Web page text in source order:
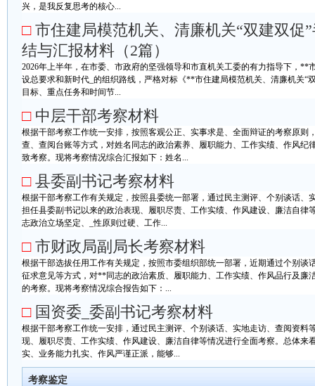
兴，是我反复思考的核心...
□ 市住建局模范机关、清廉机关“双建双促
结与汇报材料（2篇）
2026年上半年，在市委、市政府的坚强领导和市直机关工委的有力指导下，**
设总要求和新时代_的组织路线，严格对标《**市住建局模范机关、清廉机关“
目标、重点任务和时间节...
□ 中层干部考察材料
根据干部考察工作统一安排，按照客观公正、实事求是、全面辩证的考察原则
查、查阅台账等方式，对姓名同志的政治素养、履职能力、工作实绩、作风纪
致考察。现将考察情况综合汇报如下：姓名...
□ 县委副书记考察材料
根据干部考察工作有关规定，按照县委统一部署，通过民主测评、个别谈话、
担任县委副书记以来的政治表现、履职尽责、工作实绩、作风建设、廉洁自律
志政治立场坚定、_性原则过硬、工作...
□ 市财政局副局长考察材料
根据干部选拔任用工作有关规定，按照市委组织部统一部署，近期通过个别谈
征求意见等方式，对**同志的政治素质、履职能力、工作实绩、作风品行及廉
的考察。现将考察情况综合报告如下：...
□ 国资委_委副书记考察材料
根据干部考察工作统一安排，通过民主测评、个别谈话、实地走访、查阅资料
现、履职尽责、工作实绩、作风建设、廉洁自律等情况进行全面考察。总体来
实、业务能力扎实、作风严谨正派，能够...
考察鉴定